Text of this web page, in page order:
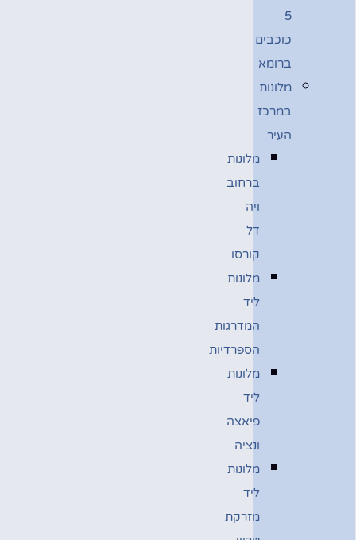
5
כוכבים
ברומא
מלונות
במרכז
העיר
מלונות
ברחוב
ויה
דל
קורסו
מלונות
ליד
המדרגות
הספרדיות
מלונות
ליד
פיאצה
ונציה
מלונות
ליד
מזרקת